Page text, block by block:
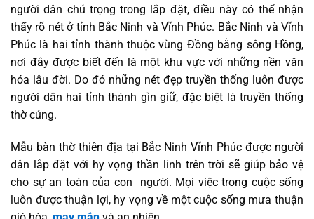
người dân chú trọng trong lắp đặt, điều này có thể nhận
thấy rõ nét ở tỉnh Bắc Ninh và Vĩnh Phúc. Bắc Ninh và Vĩnh
Phúc là hai tỉnh thành thuộc vùng Đồng bằng sông Hồng,
nơi đây được biết đến là một khu vực với những nền văn
hóa lâu đời. Do đó những nét đẹp truyền thống luôn được
người dân hai tỉnh thành gìn giữ, đặc biệt là truyền thống
thờ cúng.
Mẫu bàn thờ thiên địa tại Bắc Ninh Vĩnh Phúc được người
dân lắp đặt với hy vọng thần linh trên trời sẽ giúp bảo vệ
cho sự an toàn của con người. Mọi việc trong cuộc sống
luôn được thuận lợi, hy vọng về một cuộc sống mưa thuận